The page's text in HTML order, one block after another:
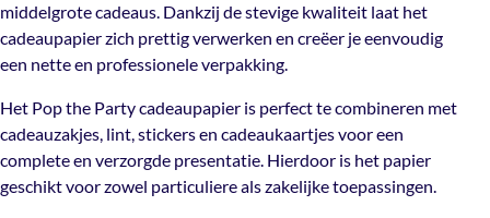
Enkel- of
Dubbelzijdige
Dubbelzijdig
Het Pop the Party cadeaupapier is perfect te combineren
met cadeauzakjes, lint, stickers en cadeaukaartjes voor
een complete en verzorgde presentatie. Hierdoor is het
toepassingen.
De minimale afname van de consumentenrollen bedraagt
50 stuks. Deze bestelling mag je onderverdelen in
middelgrote cadeaus. Dankzij de stevige kwaliteit laat het
cadeaupapier zich prettig verwerken en creëer je eenvoudig
een nette en professionele verpakking.
Het Pop the Party cadeaupapier is perfect te combineren met
cadeauzakjes, lint, stickers en cadeaukaartjes voor een
complete en verzorgde presentatie. Hierdoor is het papier
geschikt voor zowel particuliere als zakelijke toepassingen.